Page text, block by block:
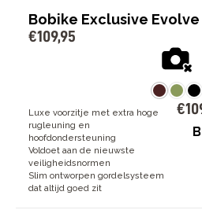
Bobike Exclusive
€109,95
Luxe voorzitje met extra hoge
rugleuning en
hoofdondersteuning
Voldoet aan de nieuwste
veiligheidsnormen
Slim ontworpen gordelsysteem
dat altijd goed zit
€